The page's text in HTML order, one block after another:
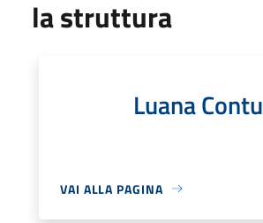
la struttura
Luana Contu
VAI ALLA PAGINA